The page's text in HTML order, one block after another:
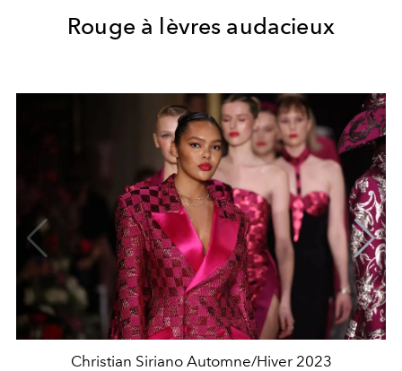
Rouge à lèvres audacieux
Christian Siriano Automne/Hiver 2023